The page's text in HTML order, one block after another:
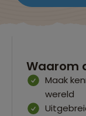
Waarom
Maak
wereld